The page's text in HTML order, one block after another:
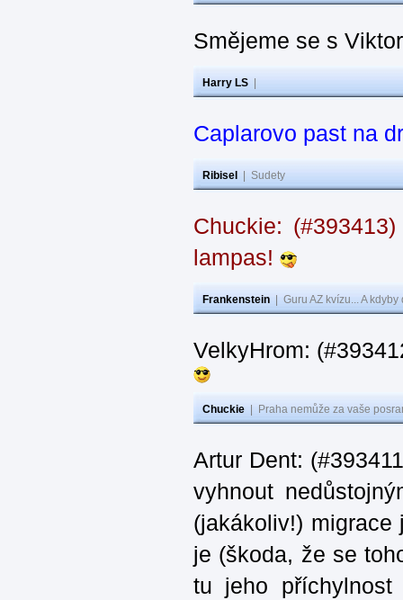
Smějeme se s
Harry LS
Caplarovo past na
Ribisel Sudety
Chuckie:
lampas!
Frankenstein Guru AZ kvízu... A
VelkyHrom:
Chuckie Praha nemůže za vaše
Artur Dent:
vyhnout
(jakákoliv!)
je (škoda, že se
tu jeho